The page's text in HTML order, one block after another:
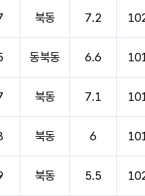
북동 7.2
동북동 6.6
북동 7.1
북동 6
북동 5.5